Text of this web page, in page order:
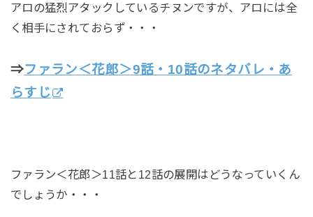
アロの猛烈アタックしているチヌンですが、アロには全
く相手にされておらず・・・
⇒ファラン＜花郎＞9話・10話のネタバレ・あ
らすじ
ファラン＜花郎＞11話と12話の展開はどうなっていくん
でしょうか・・・